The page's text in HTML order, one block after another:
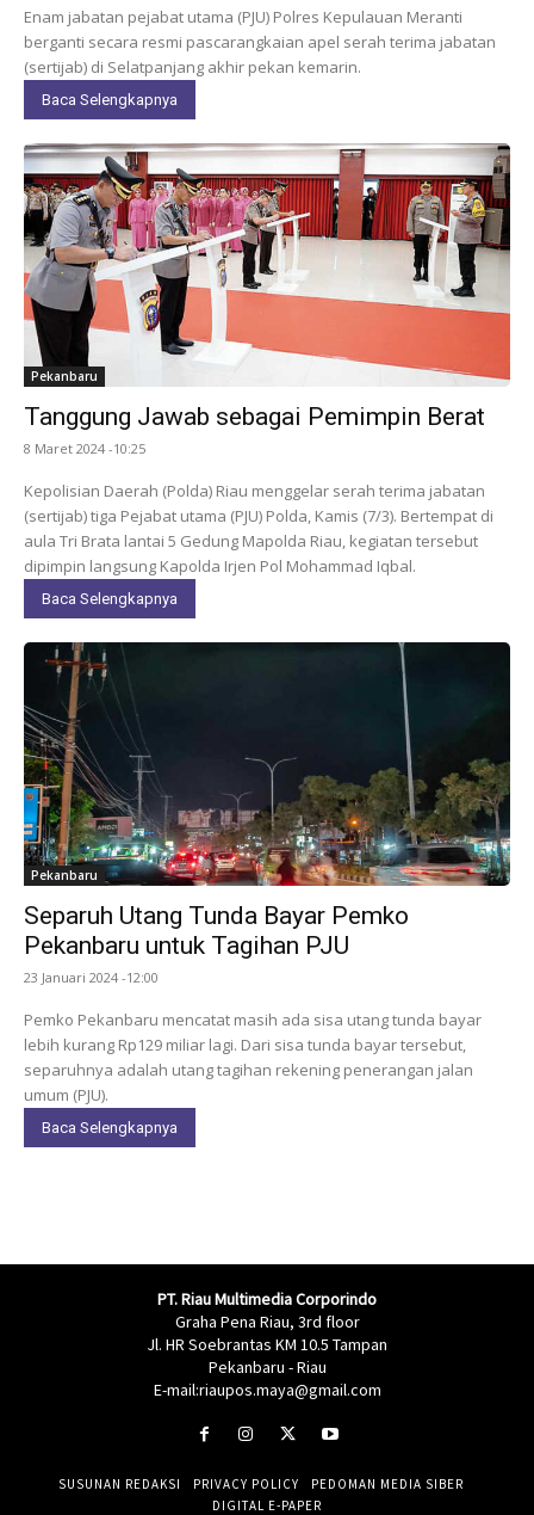
Enam jabatan pejabat utama (PJU) Polres Kepulauan Meranti
berganti secara resmi pascarangkaian apel serah terima jabatan
(sertijab) di Selatpanjang akhir pekan kemarin.
Baca Selengkapnya
Pekanbaru
Tanggung Jawab sebagai Pemimpin Berat
8 Maret 2024 -10:25
Kepolisian Daerah (Polda) Riau menggelar serah terima jabatan
(sertijab) tiga Pejabat utama (PJU) Polda, Kamis (7/3). Bertempat di
aula Tri Brata lantai 5 Gedung Mapolda Riau, kegiatan tersebut
dipimpin langsung Kapolda Irjen Pol Mohammad Iqbal.
Baca Selengkapnya
Pekanbaru
Separuh Utang Tunda Bayar Pemko
Pekanbaru untuk Tagihan PJU
23 Januari 2024 -12:00
Pemko Pekanbaru mencatat masih ada sisa utang tunda bayar
lebih kurang Rp129 miliar lagi. Dari sisa tunda bayar tersebut,
separuhnya adalah utang tagihan rekening penerangan jalan
umum (PJU).
Baca Selengkapnya
PT. Riau Multimedia Corporindo
Graha Pena Riau, 3rd floor
Jl. HR Soebrantas KM 10.5 Tampan
Pekanbaru - Riau
E-mail:riaupos.maya@gmail.com
SUSUNAN REDAKSI PRIVACY POLICY
PEDOMAN MEDIA SIBER
DIGITAL E-PAPER